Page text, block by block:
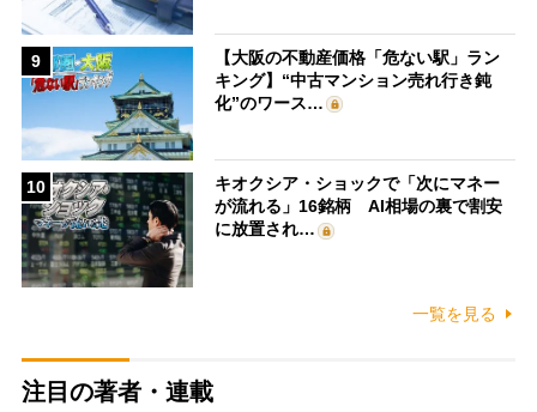
9
【大阪の不動産価格「危ない駅」ラン
キング】“中古マンション売れ行き鈍
化”のワース…
10
キオクシア・ショックで「次にマネー
が流れる」16銘柄 AI相場の裏で割安
に放置され…
一覧を見る
注目の著者・連載